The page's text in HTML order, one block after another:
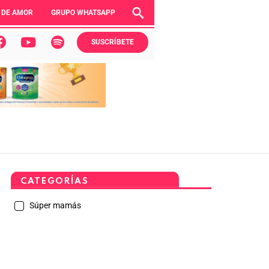
AMOR GRUPO WHATSAPP
SUSCRÍBETE
CATEGORÍAS
Súper mamás